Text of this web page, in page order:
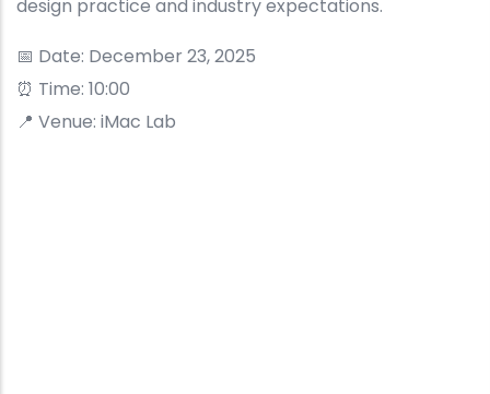
design practice and industry expectations.
📅 Date: December 23, 2025
⏰ Time: 10:00
📍 Venue: iMac Lab